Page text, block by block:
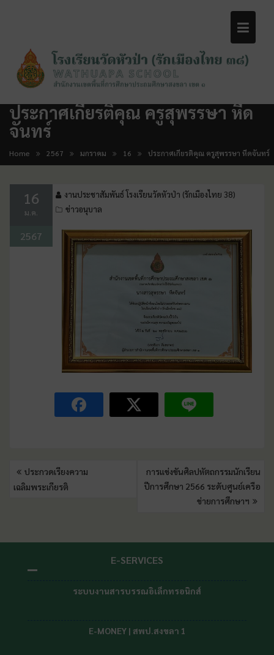
ประกาศเกียรติคุณ ครูสุพรรษา หีด
จันทร์
Home 2567 มกราคม 16 ประกาศเกียรติคุณ ครูสุพรรษา หีดจันทร์
16
ม.ค.
2567
งานประชาสัมพันธ์ โรงเรียนวัดหัวป่า (รักเมืองไทย 38)
ข่าวอนุบาล
ประกวดเรียงความ
เฉลิมพระเกียรติ
การแข่งขันศิลปหัตถกรรมนักเรียน
ปีการศึกษา 2566 ระดับศูนย์เครือ
ข่ายการศึกษาฯ
E-SERVICES
ระบบงานสารบรรณอิเล็กทรอนิกส์
E-MONEY | สพป.สงขลา 1